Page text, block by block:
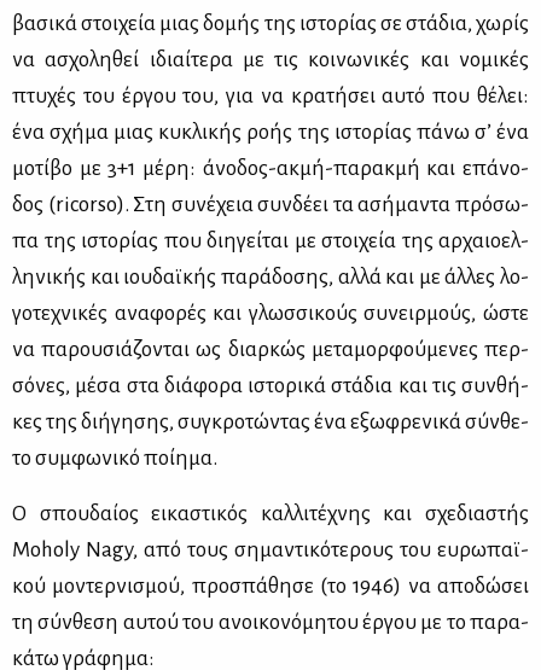
βα­σι­κά στοι­χεία μιας δο­μής της ιστο­ρί­ας σε στά­δια, χω­ρίς
να ασχο­λη­θεί ιδιαί­τε­ρα με τις κοι­νω­νι­κές και νο­μι­κές
πτυ­χές του έρ­γου του, για να κρα­τή­σει αυ­τό που θέ­λει:
ένα σχή­μα μιας κυ­κλι­κής ρο­ής της ιστο­ρί­ας πά­νω σ’ ένα
μο­τί­βο με 3+1 μέ­ρη: άνο­δος-ακ­μή-πα­ρακ­μή και επά­νο­
δος (ricorso). Στη συ­νέ­χεια συν­δέ­ει τα ασή­μα­ντα πρό­σω­
πα της ιστο­ρί­ας που δι­η­γεί­ται με στοι­χεία της αρ­χαιο­ελ­
λη­νι­κής και ιου­δαϊ­κής πα­ρά­δο­σης, αλ­λά και με άλ­λες λο­
γο­τε­χνι­κές ανα­φο­ρές και γλωσ­σι­κούς συ­νειρ­μούς, ώστε
να πα­ρου­σιά­ζο­νται ως διαρ­κώς με­τα­μορ­φού­με­νες περ­
σό­νες, μέ­σα στα διά­φο­ρα ιστο­ρι­κά στά­δια και τις συν­θή­
κες της δι­ή­γη­σης, συ­γκρο­τώ­ντας ένα εξω­φρε­νι­κά σύν­θε­
το συμ­φω­νι­κό ποί­η­μα.
Ο σπου­δαί­ος ει­κα­στι­κός καλ­λι­τέ­χνης και σχε­δια­στής
Moholy Nagy, από τους ση­μα­ντι­κό­τε­ρους του ευ­ρω­παϊ­
κού μο­ντερ­νι­σμού, προ­σπά­θη­σε (το 1946) να απο­δώ­σει
τη σύν­θε­ση αυ­τού του ανοι­κο­νό­μη­του έρ­γου με το πα­ρα­
κά­τω γρά­φη­μα: